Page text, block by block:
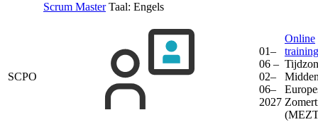
Scrum Master Taal: Engels
SCPO
01–
06 –
02–
06–
2027
Online
training